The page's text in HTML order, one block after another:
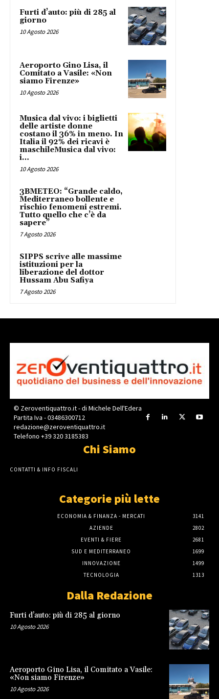
Furti d’auto: più di 285 al
giorno
10 Agosto 2026
Aeroporto Gino Lisa, il
Comitato a Vasile: «Non
siamo Firenze»
10 Agosto 2026
Musica dal vivo: i biglietti
delle artiste donne
costano il 36% in meno. In
Italia il 92% dei ricavi è
maschileMusica dal vivo:
i...
10 Agosto 2026
3BMETEO: “Grande caldo,
Mediterraneo bollente e
rischio fenomeni estremi.
Tutto quello che c’è da
sapere”
7 Agosto 2026
SIPPS scrive alle massime
istituzioni per la
liberazione del dottor
Hussam Abu Safiya
7 Agosto 2026
© Zeroventiquattro.it - di Michele Dell'Edera
Partita Iva - 03486300712
redazione@zeroventiquattro.it
Telefono +39 320 3185383
Chi Siamo
CONTATTI & INFO FISCALI
Categorie più lette
ECONOMIA & FINANZA - MERCATI
3141
AZIENDE
2802
EVENTI & FIERE
2681
SUD E MEDITERRANEO
1699
INNOVAZIONE
1499
TECNOLOGIA
1313
Dalla Redazione
Furti d’auto: più di 285 al giorno
10 Agosto 2026
Aeroporto Gino Lisa, il Comitato a Vasile:
«Non siamo Firenze»
10 Agosto 2026